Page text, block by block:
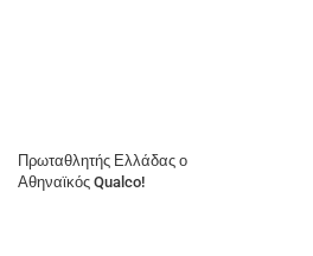
Πρωταθλητής Ελλάδας ο
Αθηναϊκός Qualco!